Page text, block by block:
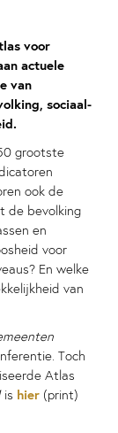
voor
actuele
van
sociaal-
grootste
ook de
de bevolking
en
voor
En welke
van
Toch
Atlas
is hier (print)